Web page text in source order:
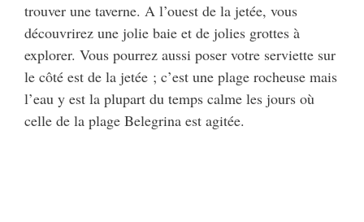
trouver une taverne. A l’ouest de la jetée, vous
découvrirez une jolie baie et de jolies grottes à
explorer. Vous pourrez aussi poser votre serviette sur
le côté est de la jetée ; c’est une plage rocheuse mais
l’eau y est la plupart du temps calme les jours où
celle de la plage Belegrina est agitée.